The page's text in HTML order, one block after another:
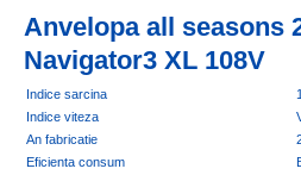
Anvelopa all seasons
Navigator3 XL 108V
Indice sarcina
Indice viteza
An fabricatie
Eficienta consum